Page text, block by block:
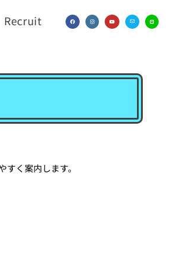
Recruit
く案内します。